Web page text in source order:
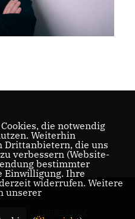
die notwendig
Weiterhin
Drittanbietern, die uns
verbessern (Website-
bestimmter
Einwilligung. Ihre
widerrufen. Weitere
unserer